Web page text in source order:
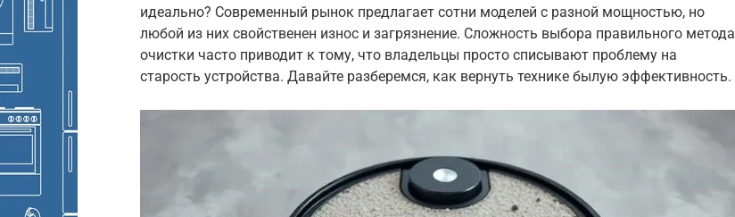
идеально? Современный рынок предлагает сотни моделей с разной мощностью, но
любой из них свойственен износ и загрязнение. Сложность выбора правильного метода
очистки часто приводит к тому, что владельцы просто списывают проблему на
старость устройства. Давайте разберемся, как вернуть технике былую эффективность.